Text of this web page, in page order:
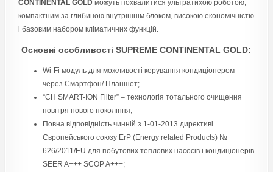
CONTINENTAL GOLD можуть похвалитися ультратихою роботою,
компактним за глибиною внутрішнім блоком, високою економічністю
і базовим набором кліматичних функцій.
Основні особливості SUPREME CONTINENTAL GOLD:
Wi-Fi модуль для можливості керування кондиціонером
через Смартфон/ Планшет;
“CH SMART-ION Filter” – технологія тотального очищення
повітря нового покоління;
Повна відповідність чинній з 1-01-2013 директиві
Європейського союзу ErP (Energy related Products) №
626/2011/EU для побутових теплових насосів і кондиціонерів
SEER A+++ SCOP A+++;